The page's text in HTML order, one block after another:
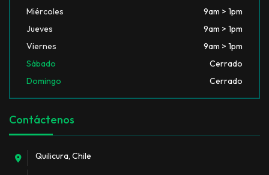
Miércoles
9am > 1pm
Jueves
9am > 1pm
Viernes
9am > 1pm
Sábado
Cerrado
Domingo
Cerrado
Contáctenos
Quilicura, Chile